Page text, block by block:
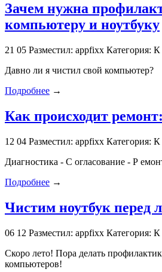
Зачем нужна
компьютеру и ноутбуку
21 05 Разместил: appfixx Категория:
Давно ли я чистил свой компьютер?
Подробнее →
Как происходит ремонт:
12 04 Разместил: appfixx Категория:
Диагностика - С огласование - Р
Подробнее →
Чистим ноутбук перед
06 12 Разместил: appfixx Категория:
Скоро лето! Пора делать
компьютеров!